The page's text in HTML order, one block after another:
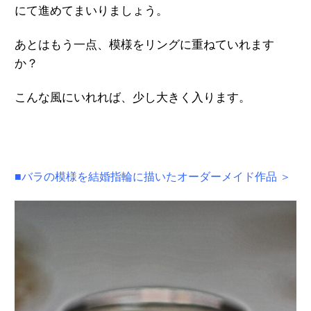
にて進めてまいりましょう。
あとはもう一点、模様をリングに重ねていれます
か？
こんな風にいれれば、少し大きく入ります。
■バラの模様を結婚指輪に描いたオーダーメイド作品 ＞